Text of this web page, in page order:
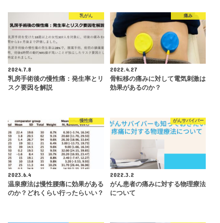
乳がん
2024.7.8
乳房手術後の慢性痛：発生率とリ
スク要因を解説
痛み
2022.4.27
骨転移の痛みに対して電気刺激は
効果があるのか？
慢性痛
2023.6.4
温泉療法は慢性腰痛に効果がある
のか？どれくらい行ったらいい？
がんサバイバー
2022.3.2
がん患者の痛みに対する物理療法
について